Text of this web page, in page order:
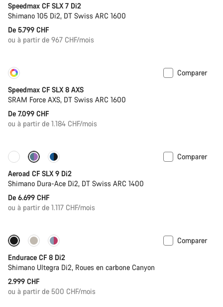
Speedmax CF SLX 7 Di2
Shimano 105 Di2, DT Swiss ARC 1600
De 5.799 CHF
ou à partir de 967 CHF/mois
Comparer
Speedmax CF SLX 8 AXS
SRAM Force AXS, DT Swiss ARC 1600
De 7.099 CHF
ou à partir de 1.184 CHF/mois
Configurer
Comparer
Aeroad CF SLX 9 Di2
Shimano Dura-Ace Di2, DT Swiss ARC 1400
De 6.699 CHF
ou à partir de 1.117 CHF/mois
Comparer
Endurace CF 8 Di2
Shimano Ultegra Di2, Roues en carbone Canyon
2.999 CHF
ou à partir de 500 CHF/mois